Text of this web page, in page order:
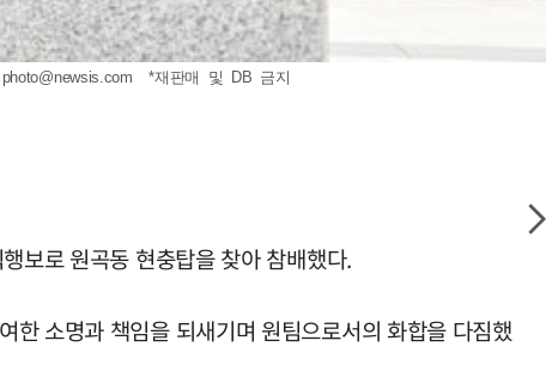
photo@newsis.com *재판매 및 DB 금지
보로 원곡동 현충탑을 찾아 참배했다.
소명과 책임을 되새기며 원팀으로서의 화합을 다짐했